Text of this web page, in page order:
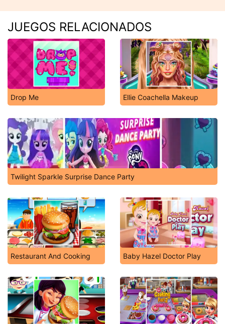
JUEGOS RELACIONADOS
Drop Me Ellie Coachella Makeup
Twilight Sparkle Surprise Dance Party
Restaurant And Cooking Baby Hazel Doctor Play